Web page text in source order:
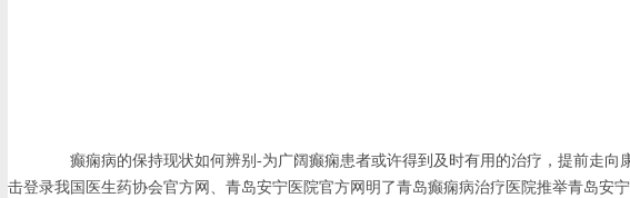
癫痫病的保持现状如何辨别-为广阔癫痫患者或许得到及时有用的治疗，提前走向
击登录我国医生药协会官方网、青岛安宁医院官方网明了青岛癫痫病治疗医院推举青岛安宁